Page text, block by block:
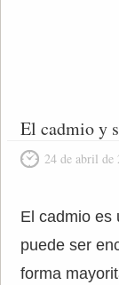
El cadmio y
24 de abril de
El cadmio es
puede ser
forma